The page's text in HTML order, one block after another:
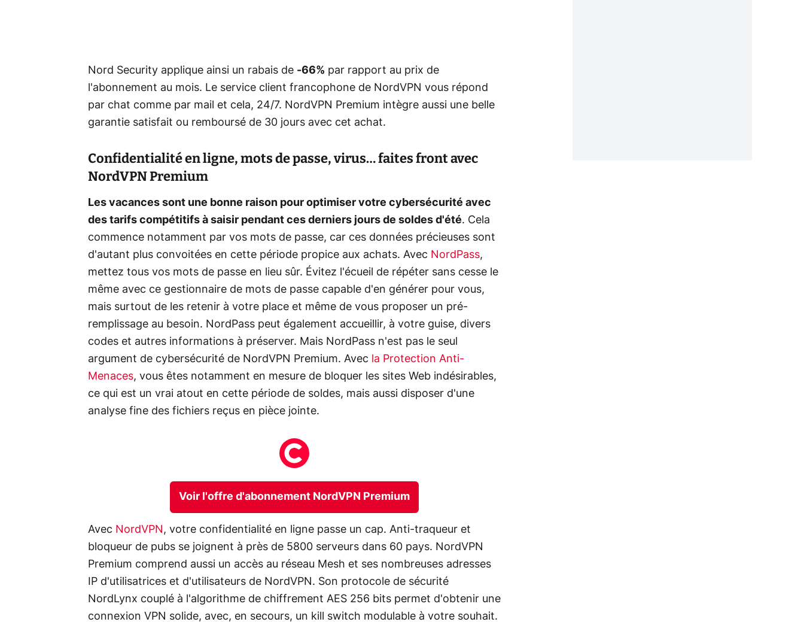
Nord Security applique ainsi un rabais de -66% par rapport au prix de
l'abonnement au mois. Le service client francophone de NordVPN vous répond
par chat comme par mail et cela, 24/7. NordVPN Premium intègre aussi une belle
garantie satisfait ou remboursé de 30 jours avec cet achat.
Confidentialité en ligne, mots de passe, virus… faites front avec
NordVPN Premium
Les vacances sont une bonne raison pour optimiser votre cybersécurité avec
des tarifs compétitifs à saisir pendant ces derniers jours de soldes d'été. Cela
commence notamment par vos mots de passe, car ces données précieuses sont
d'autant plus convoitées en cette période propice aux achats. Avec NordPass,
mettez tous vos mots de passe en lieu sûr. Évitez l'écueil de répéter sans cesse le
même avec ce gestionnaire de mots de passe capable d'en générer pour vous,
mais surtout de les retenir à votre place et même de vous proposer un pré-
remplissage au besoin. NordPass peut également accueillir, à votre guise, divers
codes et autres informations à préserver. Mais NordPass n'est pas le seul
argument de cybersécurité de NordVPN Premium. Avec
la Protection Anti-
Menaces, vous êtes notamment en mesure de bloquer les sites Web indésirables,
ce qui est un vrai atout en cette période de soldes, mais aussi disposer d'une
analyse fine des fichiers reçus en pièce jointe.
Voir l'offre d'abonnement NordVPN Premium
Avec NordVPN , votre confidentialité en ligne passe un cap. Anti-traqueur et
bloqueur de pubs se joignent à près de 5800 serveurs dans 60 pays. NordVPN
Premium comprend aussi un accès au réseau Mesh et ses nombreuses adresses
IP d'utilisatrices et d'utilisateurs de NordVPN. Son protocole de sécurité
NordLynx couplé à l'algorithme de chiffrement AES 256 bits permet d'obtenir une
connexion VPN solide, avec, en secours, un kill switch modulable à votre souhait.